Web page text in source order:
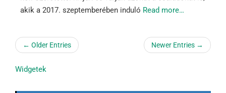
akik a 2017. szeptemberében induló Read more…
← Older Entries Newer Entries →
Widgetek